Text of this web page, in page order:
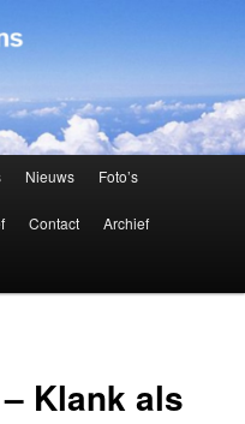
Nieuws Foto’s
Contact Archief
Klank als